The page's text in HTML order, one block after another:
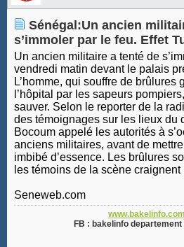
Sénégal:Un ancien
s’immoler par le feu. Effet
Un ancien militaire a tenté de
vendredi matin devant le palais
L’homme, qui souffre de brûlures
l’hôpital par les sapeurs
sauver. Selon le reporter de la
des témoignages sur les lieux du
Bocoum appelé les autorités à
anciens militaires, avant de
imbibé d’essence. Les brûlures
les témoins de la scène
Seneweb.com
www.bakelinfo.com
FB : bakelinfo departement